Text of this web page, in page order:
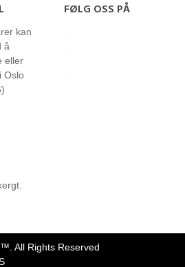
kan
å
eller
Oslo
FØLG OSS PÅ
All Rights Reserved